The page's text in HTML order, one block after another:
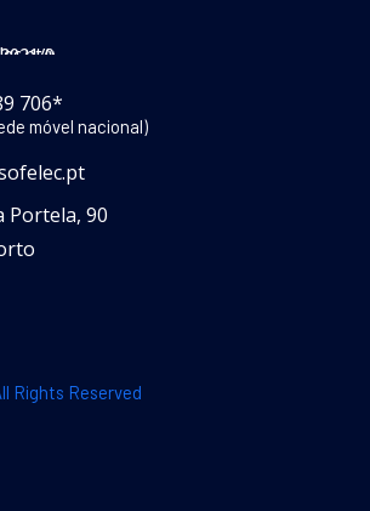
706*
móvel nacional)
Portela, 90
Rights Reserved